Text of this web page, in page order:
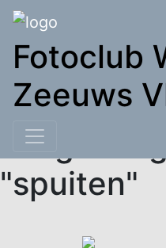
to
content
Fotoclub
Zeeuws
Images
"spuiten"